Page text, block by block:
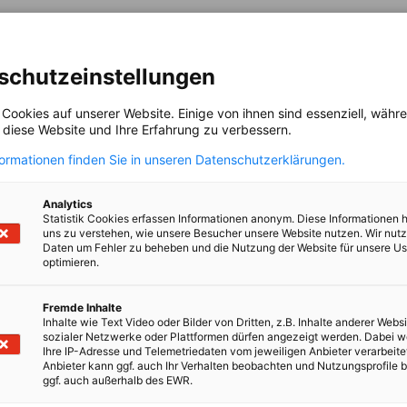
deutschen Unternehmen einen umfassenden Service für
in Belgien und
bietet Unternehmen einen Rund-um-Service
an.
auf unserer Website. Einige von ihnen sind essenziell,
Website und Ihre Erfahrung zu verbessern.
finden Sie in unseren Datenschutzerklärungen.
Analytics
Statistik Cookies erfassen Informationen anonym. Diese Informationen
uns zu verstehen, wie unsere Besucher unsere Website nutzen. Wir
Daten um Fehler zu beheben und die Nutzung der Website für unsere
optimieren.
Fremde Inhalte
Inhalte wie Text Video oder Bilder von Dritten, z.B. Inhalte anderer
sozialer Netzwerke oder Plattformen dürfen angezeigt werden. Dabei
Ihre IP-Adresse und Telemetriedaten vom jeweiligen Anbieter
Anbieter kann ggf. auch Ihr Verhalten beobachten und Nutzungsprofile
ggf. auch außerhalb des EWR.